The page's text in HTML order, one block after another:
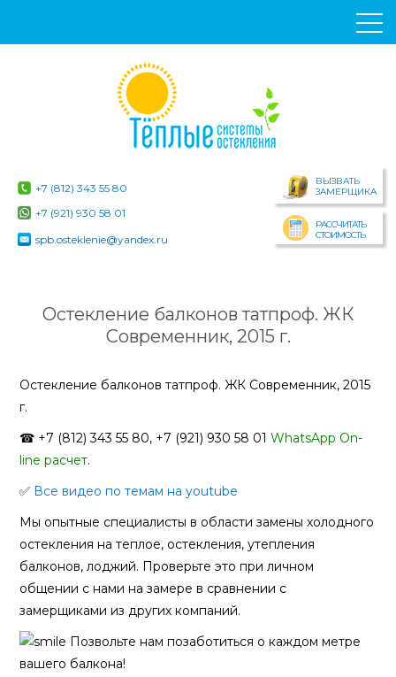
+7 (812) 343 55 80
+7 (921) 930 58 01
spb.osteklenie@yandex.ru
ВЫЗВАТЬ
ЗАМЕРЩИКА
РАССЧИТАТЬ
СТОИМОСТЬ
Остекление балконов татпроф. ЖК
Современник, 2015 г.
Остекление балконов татпроф. ЖК Современник, 2015
г.
☎ +7 (812) 343 55 80, +7 (921) 930 58 01WhatsApp On-
line расчет.
✅ Все видео по темам на youtube
Мы опытные специалисты в области замены холодного
остекления на теплое, остекления, утепления
балконов, лоджий. Проверьте это при личном
общении с нами на замере в сравнении с
замерщиками из других компаний.
Позвольте нам позаботиться о каждом метре
вашего балкона!